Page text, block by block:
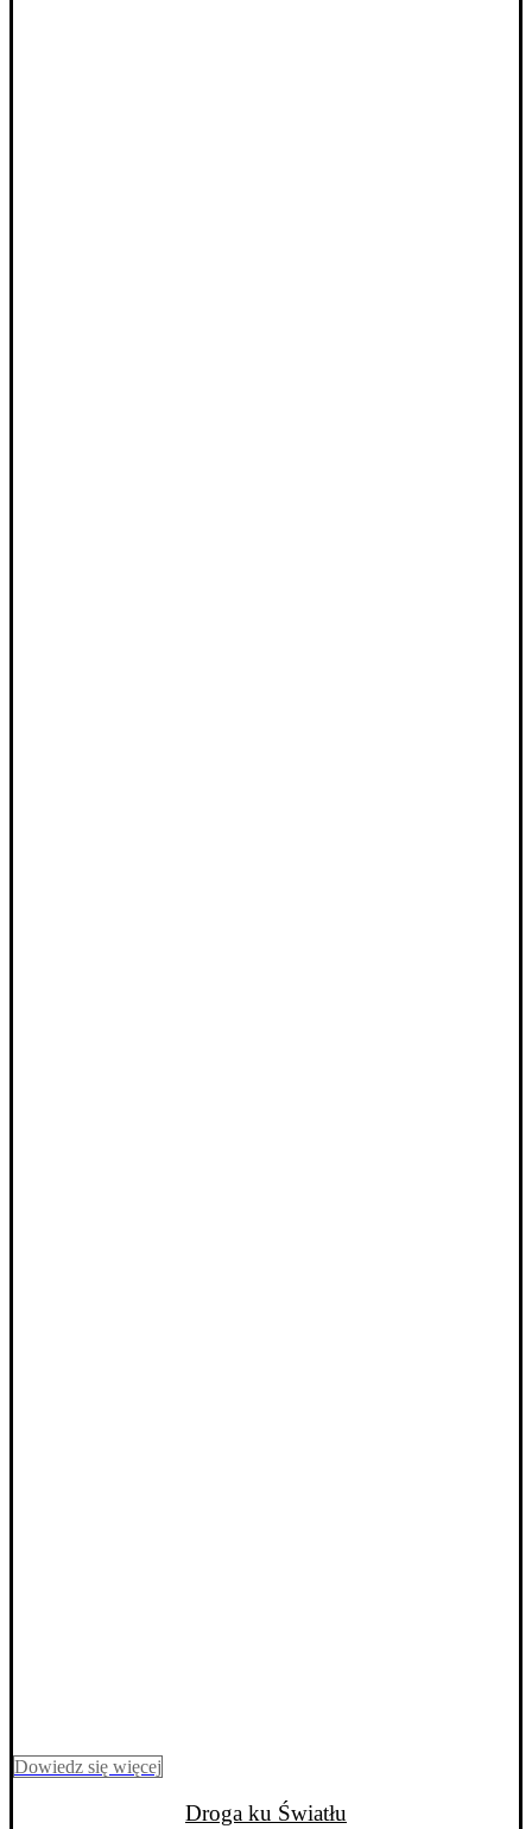
Dowiedz się więcej
Droga ku Światłu